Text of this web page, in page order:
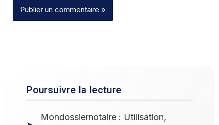
Poursuivre la lecture
Mondossiernotaire : Utilisation,